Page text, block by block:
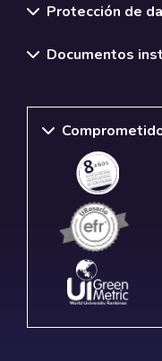
Protección de
Documentos